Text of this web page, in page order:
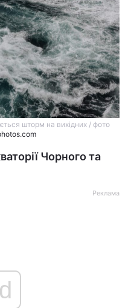
шторм на вихідних / фото
Чорного та
Реклама